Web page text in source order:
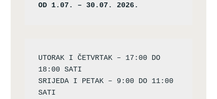
OD 1.07. – 30.07. 2026.
UTORAK I ČETVRTAK – 17:00 DO
18:00 SATI
SRIJEDA I PETAK – 9:00 DO 11:00